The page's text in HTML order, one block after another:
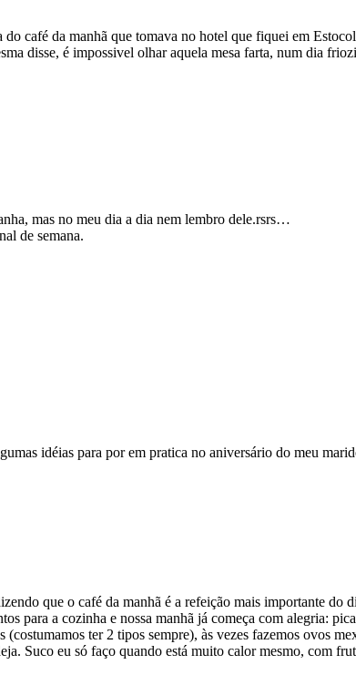
café da manhã que tomava no hotel que fiquei em
disse, é impossivel olhar aquela mesa farta, num dia
mas no meu dia a dia nem lembro dele.rsrs…
de semana.
idéias para por em pratica no aniversário do meu
que o café da manhã é a refeição mais importante do
para a cozinha e nossa manhã já começa com alegria:
ter 2 tipos sempre), às vezes fazemos ovos
Suco eu só faço quando está muito calor mesmo, com